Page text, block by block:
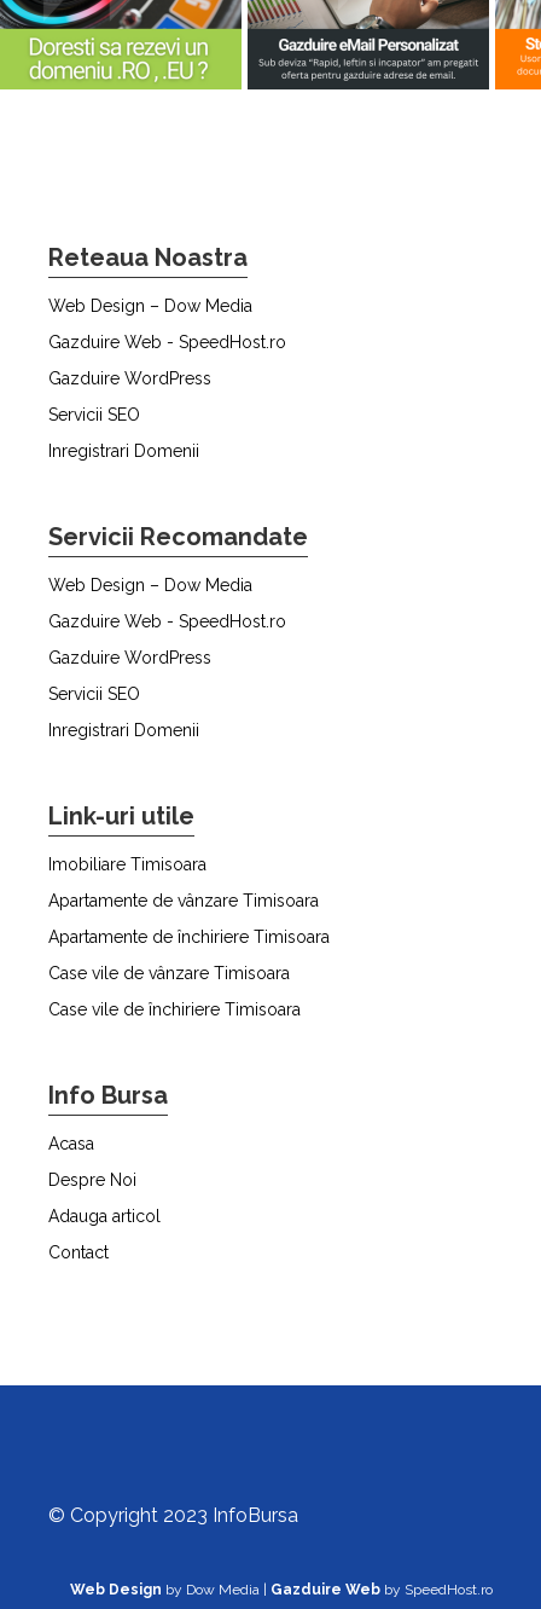
Reteaua Noastra
Web Design – Dow Media
Gazduire Web - SpeedHost.ro
Gazduire WordPress
Servicii SEO
Inregistrari Domenii
Servicii Recomandate
Web Design – Dow Media
Gazduire Web - SpeedHost.ro
Gazduire WordPress
Servicii SEO
Inregistrari Domenii
Link-uri utile
Imobiliare Timisoara
Apartamente de vânzare Timisoara
Apartamente de închiriere Timisoara
Case vile de vânzare Timisoara
Case vile de închiriere Timisoara
Info Bursa
Acasa
Despre Noi
Adauga articol
Contact
© Copyright 2023 InfoBursa
Web Design by Dow Media | Gazduire Web by SpeedHost.ro